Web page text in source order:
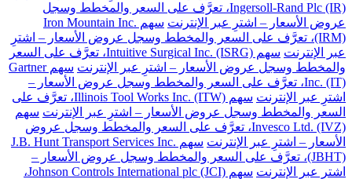
Ingersoll-Rand Plc (IR)، تعرَّف على السعر والمخطط وسجل
عروض الأسعار – اشترِ عبر الإنترنت
سهم Iron Mountain Inc.
(IRM)، تعرَّف على السعر والمخطط وسجل عروض الأسعار – اشترِ
عبر الإنترنت
سهم Intuitive Surgical Inc. (ISRG)، تعرَّف على السعر
والمخطط وسجل عروض الأسعار – اشترِ عبر الإنترنت
سهم Gartner
Inc. (IT)، تعرَّف على السعر والمخطط وسجل عروض الأسعار –
اشترِ عبر الإنترنت
سهم Illinois Tool Works Inc. (ITW)، تعرَّف على
السعر والمخطط وسجل عروض الأسعار – اشترِ عبر الإنترنت سهم
Invesco Ltd. (IVZ)، تعرَّف على السعر والمخطط وسجل عروض
الأسعار – اشترِ عبر الإنترنت
سهم J.B. Hunt Transport Services Inc.
(JBHT)، تعرَّف على السعر والمخطط وسجل عروض الأسعار –
اشترِ عبر الإنترنت
سهم Johnson Controls International plc (JCI)،